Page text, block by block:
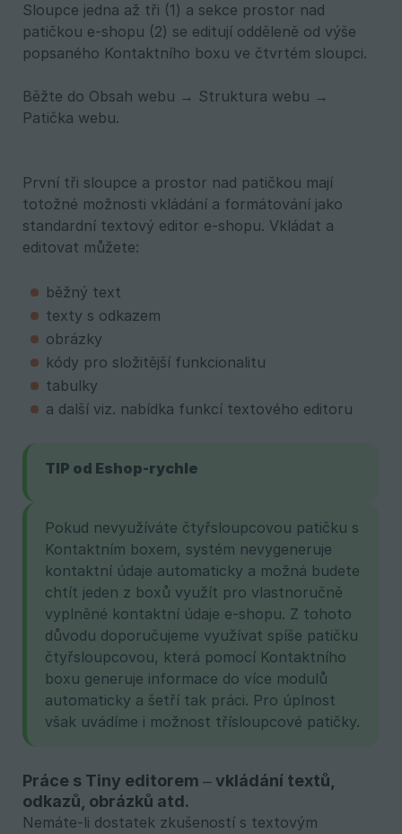
Sloupce jedna až tři (1) a sekce prostor nad
patičkou e-shopu (2) se editují odděleně od výše
popsaného Kontaktního boxu ve čtvrtém sloupci.
Běžte do Obsah webu → Struktura webu →
Patička webu.
První tři sloupce a prostor nad patičkou mají
totožné možnosti vkládání a formátování jako
standardní textový editor e-shopu. Vkládat a
editovat můžete:
běžný text
texty s odkazem
obrázky
kódy pro složitější funkcionalitu
tabulky
a další viz. nabídka funkcí textového editoru
TIP od Eshop-rychle
Pokud nevyužíváte čtyřsloupcovou patičku s
Kontaktním boxem, systém nevygeneruje
kontaktní údaje automaticky a možná budete
chtít jeden z boxů využít pro vlastnoručně
vyplněné kontaktní údaje e-shopu. Z tohoto
důvodu doporučujeme využívat spíše patičku
čtyřsloupcovou, která pomocí Kontaktního
boxu generuje informace do více modulů
automaticky a šetří tak práci. Pro úplnost
však uvádíme i možnost třísloupcové patičky.
Práce s Tiny editorem – vkládání textů,
odkazů, obrázků atd.
Nemáte-li dostatek zkušeností s textovým